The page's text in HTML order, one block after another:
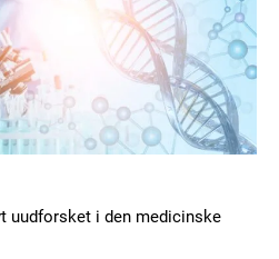
uudforsket i den medicinske